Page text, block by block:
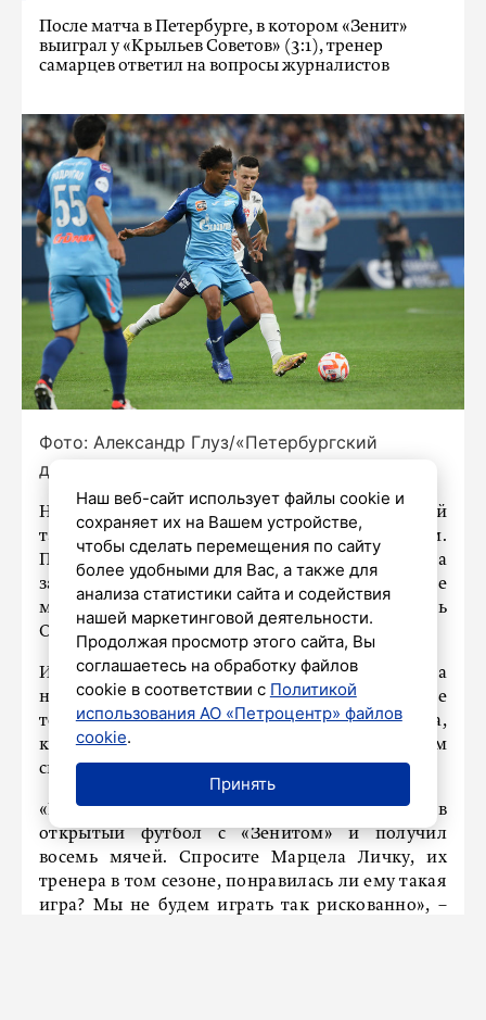
После матча в Петербурге, в котором «Зенит»
выиграл у «Крыльев Советов» (3:1), тренер
самарцев ответил на вопросы журналистов
Фото: Александр Глуз/«Петербургский
дневник»
Наставник самарской команды назвал первый
тайм в исполнении своей команды хорошим.
После перерыва был пропущен быстрый гол, а
затем сказалось высокое индивидуальное
мастерство зенитовцев, признал Игорь
Осинькин.
Игорь Осинькин объяснил, что его команда
начала играть в открытый футбол только после
того, как пропустила гол, потому что понимала,
как опасно играть в такой манере с таким
сильным соперником.
«Год назад «Оренбург» с первых минут играл в
открытый футбол с «Зенитом» и получил
восемь мячей. Спросите Марцела Личку, их
тренера в том сезоне, понравилась ли ему такая
игра? Мы не будем играть так рискованно», –
Наш веб-сайт использует файлы cookie и
сохраняет их на Вашем устройстве,
чтобы сделать перемещения по сайту
более удобными для Вас, а также для
анализа статистики сайта и содействия
нашей маркетинговой деятельности.
Продолжая просмотр этого сайта, Вы
соглашаетесь на обработку файлов
cookie в соответствии с Политикой
использования АО «Петроцентр» файлов
cookie.
Принять